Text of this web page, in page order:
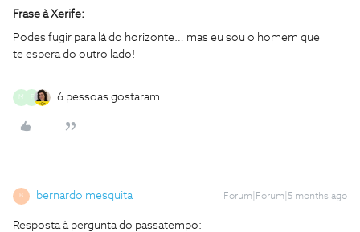
Frase à Xerife:
Podes fugir para lá do horizonte… mas eu sou o homem que
te espera do outro lado!
M 6 pessoas gostaram
B bernardo mesquita Forum|Forum|5 months ago
Resposta à pergunta do passatempo: